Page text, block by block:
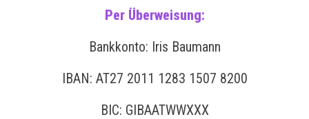
Per Überweisung:
Bankkonto: Iris Baumann
IBAN: AT27 2011 1283 1507 8200
BIC: GIBAATWWXXX